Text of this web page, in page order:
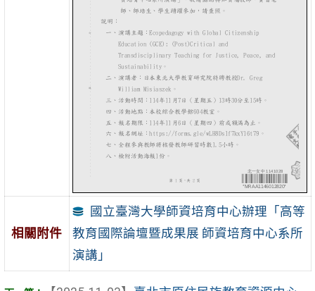
相關附件
國立臺灣大學師資培育中心辦理「高等
教育國際論壇暨成果展 師資培育中心系所
演講」